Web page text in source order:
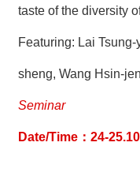
taste of the diversity
Featuring: Lai
sheng, Wang Hsin-
Seminar
Date/Time：24-